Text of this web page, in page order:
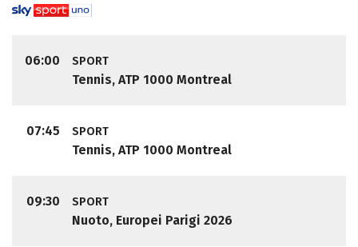
06:00 SPORT
Tennis, ATP 1000 Montreal
07:45 SPORT
Tennis, ATP 1000 Montreal
09:30 SPORT
Nuoto, Europei Parigi 2026